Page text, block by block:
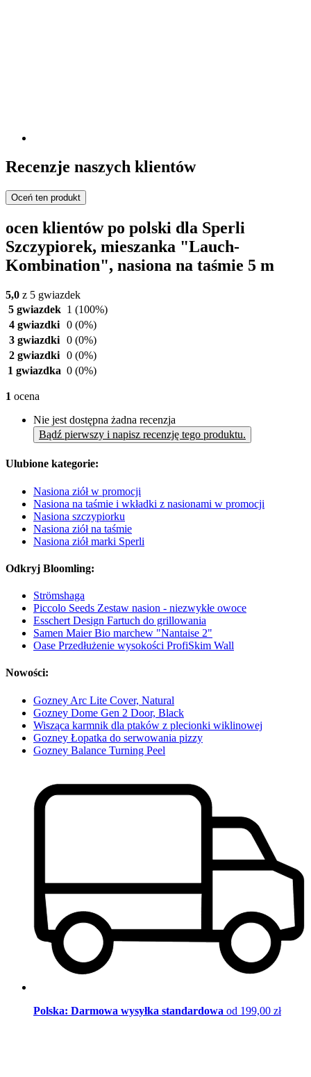
Recenzje naszych klientów
Oceń ten produkt
ocen klientów po polski dla Sperli
Szczypiorek, mieszanka "Lauch-
Kombination", nasiona na taśmie 5 m
5,0 z 5 gwiazdek
5 gwiazdek 1 (100%)
4 gwiazdki 0 (0%)
3 gwiazdki 0 (0%)
2 gwiazdki 0 (0%)
1 gwiazdka 0 (0%)
1 ocena
Nie jest dostępna żadna recenzja
Bądź pierwszy i napisz recenzję tego produktu.
Ulubione kategorie:
Nasiona ziół w promocji
Nasiona na taśmie i wkładki z nasionami w promocji
Nasiona szczypiorku
Nasiona ziół na taśmie
Nasiona ziół marki Sperli
Odkryj Bloomling:
Strömshaga
Piccolo Seeds Zestaw nasion - niezwykłe owoce
Esschert Design Fartuch do grillowania
Samen Maier Bio marchew "Nantaise 2"
Oase Przedłużenie wysokości ProfiSkim Wall
Nowości:
Gozney Arc Lite Cover, Natural
Gozney Dome Gen 2 Door, Black
Wisząca karmnik dla ptaków z plecionki wiklinowej
Gozney Łopatka do serwowania pizzy
Gozney Balance Turning Peel
Polska: Darmowa wysyłka standardowa od 199,00 zł